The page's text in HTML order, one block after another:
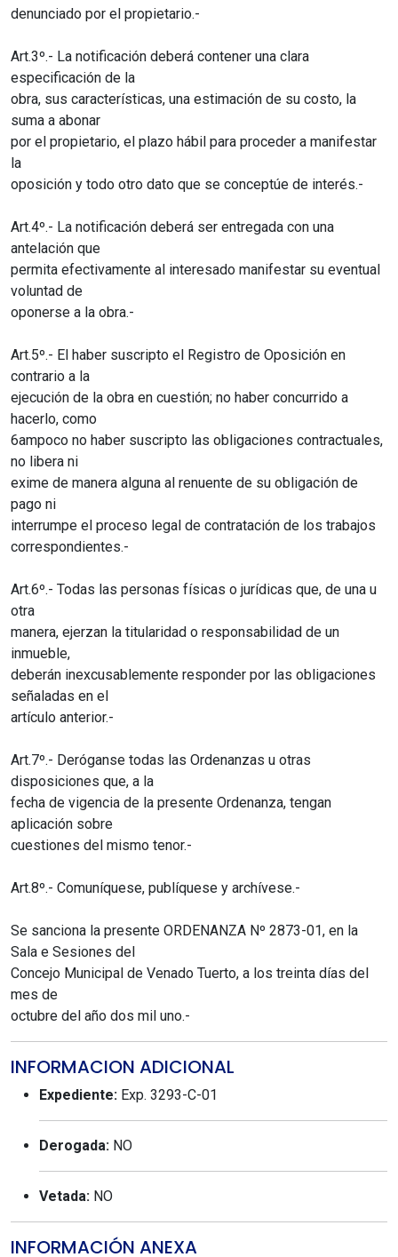
denunciado por el propietario.-
Art.3º.- La notificación deberá contener una clara
especificación de la
obra, sus características, una estimación de su costo, la
suma a abonar
por el propietario, el plazo hábil para proceder a manifestar
la
oposición y todo otro dato que se conceptúe de interés.-
Art.4º.- La notificación deberá ser entregada con una
antelación que
permita efectivamente al interesado manifestar su eventual
voluntad de
oponerse a la obra.-
Art.5º.- El haber suscripto el Registro de Oposición en
contrario a la
ejecución de la obra en cuestión; no haber concurrido a
hacerlo, como
6ampoco no haber suscripto las obligaciones contractuales,
no libera ni
exime de manera alguna al renuente de su obligación de
pago ni
interrumpe el proceso legal de contratación de los trabajos
correspondientes.-
Art.6º.- Todas las personas físicas o jurídicas que, de una u
otra
manera, ejerzan la titularidad o responsabilidad de un
inmueble,
deberán inexcusablemente responder por las obligaciones
señaladas en el
artículo anterior.-
Art.7º.- Deróganse todas las Ordenanzas u otras
disposiciones que, a la
fecha de vigencia de la presente Ordenanza, tengan
aplicación sobre
cuestiones del mismo tenor.-
Art.8º.- Comuníquese, publíquese y archívese.-
Se sanciona la presente ORDENANZA Nº 2873-01, en la
Sala e Sesiones del
Concejo Municipal de Venado Tuerto, a los treinta días del
mes de
octubre del año dos mil uno.-
INFORMACION ADICIONAL
Expediente: Exp. 3293-C-01
Derogada: NO
Vetada: NO
INFORMACIÓN ANEXA